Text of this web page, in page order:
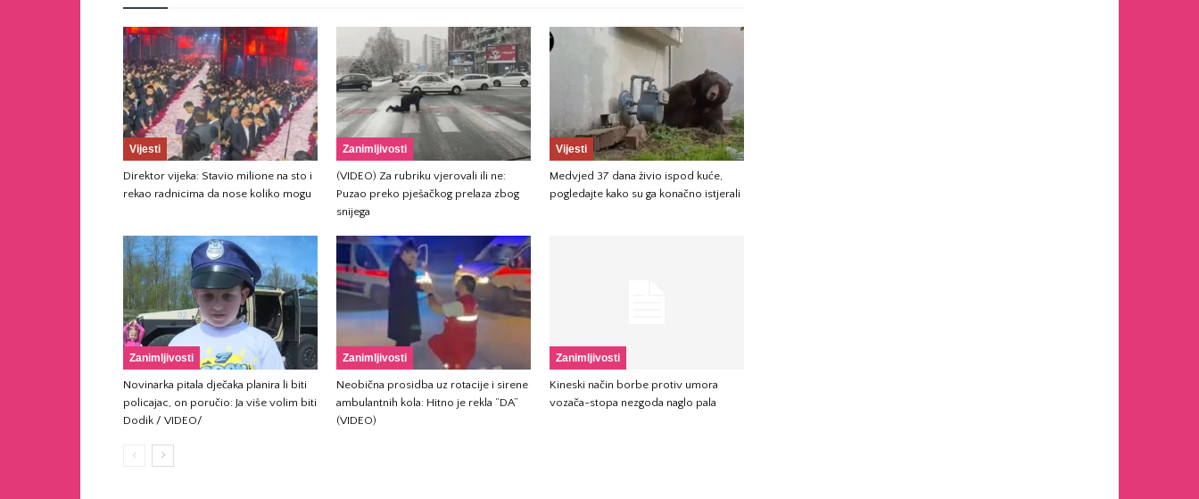
Vijesti
Direktor vijeka: Stavio milione na sto i
rekao radnicima da nose koliko mogu
Zanimljivosti
(VIDEO) Za rubriku vjerovali ili ne:
Puzao preko pješačkog prelaza zbog
snijega
Vijesti
Medvjed 37 dana živio ispod kuće,
pogledajte kako su ga konačno istjerali
Zanimljivosti
Novinarka pitala dječaka planira li biti
policajac, on poručio: Ja više volim biti
Dodik / VIDEO/
Zanimljivosti
Neobična prosidba uz rotacije i sirene
ambulantnih kola: Hitno je rekla “DA”
(VIDEO)
Zanimljivosti
Kineski način borbe protiv umora
vozača-stopa nezgoda naglo pala